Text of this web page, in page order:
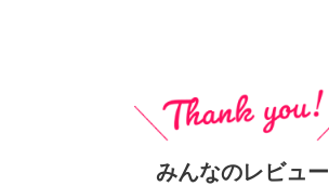
みんなのレビュー